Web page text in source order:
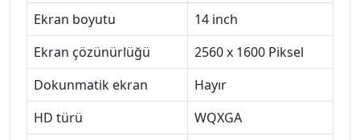
Ekran boyutu
14 inch
Ekran çözünürlüğü
2560 x 1600 Piksel
Dokunmatik ekran
Hayır
HD türü
WQXGA